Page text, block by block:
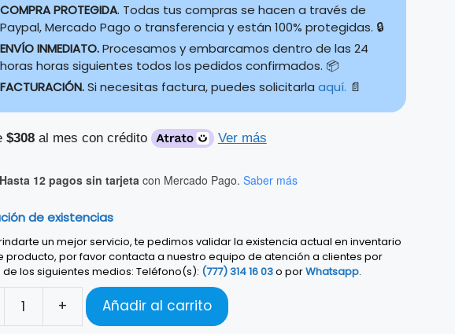
COMPRA PROTEGIDA. Todas tus compras se hacen a través de
Paypal, Mercado Pago o transferencia y están 100% protegidas. 🔒
ENVÍO INMEDIATO.Procesamos y embarcamos dentro de las 24
horas horas siguientes todos los pedidos confirmados. 📦
FACTURACIÓN.Si necesitas factura, puedes solicitarla aquí. 📄
$308al mes con crédito Ver más
Hasta 12 pagos sin tarjetacon Mercado Pago. Saber más
de existencias
un mejor servicio, te pedimos validar la existencia actual en inventario
producto, por favor contacta a nuestro equipo de atención a clientes por
los siguientes medios: Teléfono(s): (777) 314 16 03o porWhatsapp.
+ Añadir al carrito